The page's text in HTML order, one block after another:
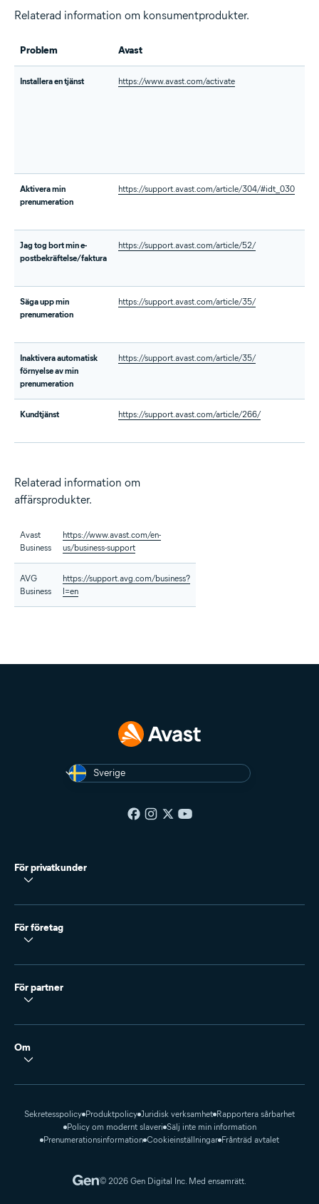
Relaterad information om konsumentprodukter.
Problem Avast
Installera en tjänst https://www.avast.com/activate
Aktivera min
prenumeration
https://support.avast.com/article/304/#idt_030
Jag tog bort min e-
postbekräftelse/faktura
https://support.avast.com/article/52/
Säga upp min
prenumeration
https://support.avast.com/article/35/
Inaktivera automatisk
förnyelse av min
prenumeration
https://support.avast.com/article/35/
Kundtjänst https://support.avast.com/article/266/
Relaterad information om
affärsprodukter.
Avast
Business
https://www.avast.com/en-
us/business-support
AVG
Business
https://support.avg.com/business?
l=en
Sverige
För privatkunder
För företag
För partner
Om
Sekretesspolicy Produktpolicy Juridisk verksamhet Rapportera sårbarhet
Policy om modernt slaveri Sälj inte min information
Prenumerationsinformation Cookieinställningar Frånträd avtalet
© 2026 Gen Digital Inc. Med ensamrätt.